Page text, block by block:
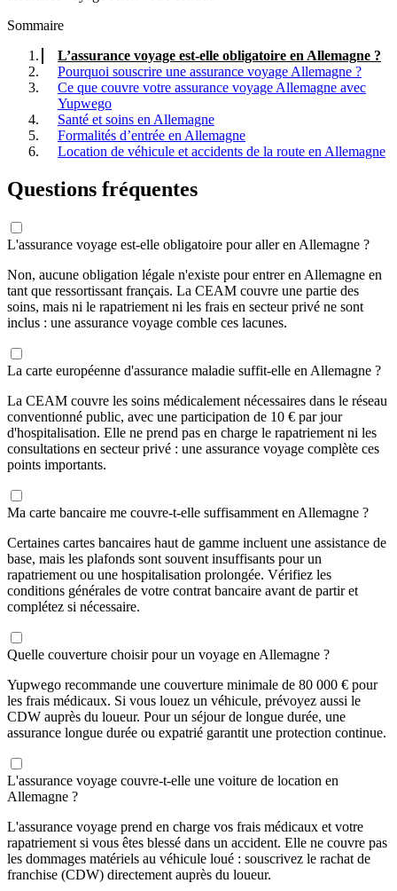
Sommaire
L’assurance voyage est-elle obligatoire en Allemagne ?
Pourquoi souscrire une assurance voyage Allemagne ?
Ce que couvre votre assurance voyage Allemagne avec
Yupwego
Santé et soins en Allemagne
Formalités d’entrée en Allemagne
Location de véhicule et accidents de la route en Allemagne
Questions fréquentes
L'assurance voyage est-elle obligatoire pour aller en Allemagne ?
Non, aucune obligation légale n'existe pour entrer en Allemagne en
tant que ressortissant français. La CEAM couvre une partie des
soins, mais ni le rapatriement ni les frais en secteur privé ne sont
inclus : une assurance voyage comble ces lacunes.
La carte européenne d'assurance maladie suffit-elle en Allemagne ?
La CEAM couvre les soins médicalement nécessaires dans le réseau
conventionné public, avec une participation de 10 € par jour
d'hospitalisation. Elle ne prend pas en charge le rapatriement ni les
consultations en secteur privé : une assurance voyage complète ces
points importants.
Ma carte bancaire me couvre-t-elle suffisamment en Allemagne ?
Certaines cartes bancaires haut de gamme incluent une assistance de
base, mais les plafonds sont souvent insuffisants pour un
rapatriement ou une hospitalisation prolongée. Vérifiez les
conditions générales de votre contrat bancaire avant de partir et
complétez si nécessaire.
Quelle couverture choisir pour un voyage en Allemagne ?
Yupwego recommande une couverture minimale de 80 000 € pour
les frais médicaux. Si vous louez un véhicule, prévoyez aussi le
CDW auprès du loueur. Pour un séjour de longue durée, une
assurance longue durée ou expatrié garantit une protection continue.
L'assurance voyage couvre-t-elle une voiture de location en
Allemagne ?
L'assurance voyage prend en charge vos frais médicaux et votre
rapatriement si vous êtes blessé dans un accident. Elle ne couvre pas
les dommages matériels au véhicule loué : souscrivez le rachat de
franchise (CDW) directement auprès du loueur.